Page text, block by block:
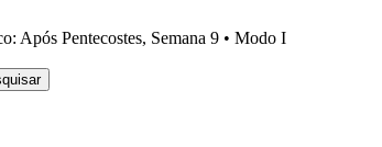
Após Pentecostes, Semana 9 • Modo I